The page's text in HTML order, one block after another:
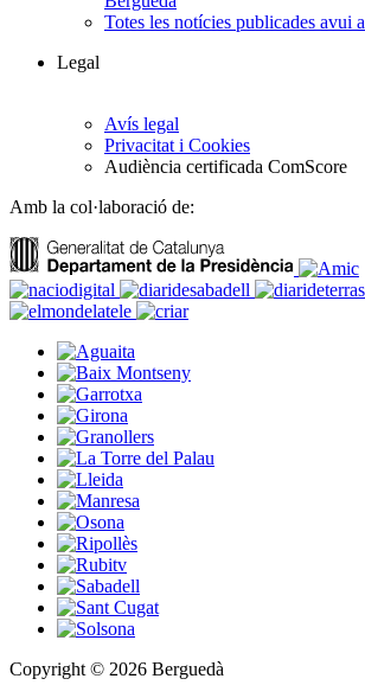
Totes les notícies publicades avui
Legal
Avís legal
Privacitat i Cookies
Audiència certificada ComScore
Amb la col·laboració de:
Copyright © 2026 Berguedà